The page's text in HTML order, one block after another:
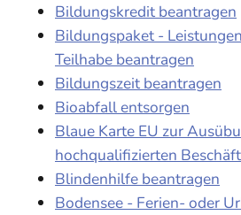
Bildungskredit beantragen
Bildungspaket -
Teilhabe beantragen
Bildungszeit beantragen
Bioabfall entsorgen
Blaue Karte EU zur
hochqualifizierten
Blindenhilfe beantragen
Bodensee - Ferien- oder